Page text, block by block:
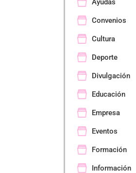
Ayudas
Convenios
Cultura
Deporte
Divulgación
Educación
Empresa
Eventos
Formación
Información